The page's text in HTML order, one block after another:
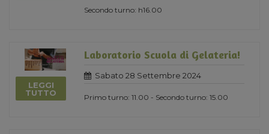
Secondo turno: h16.00
LEGGI
TUTTO
Laboratorio Scuola di Gelateria!
Sabato 28 Settembre 2024
Primo turno: 11.00 - Secondo turno: 15.00